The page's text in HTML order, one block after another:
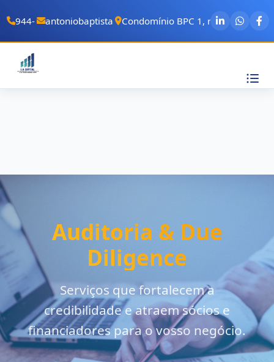
944-688-306antoniobaptistadasilva1994@gmail.com
Condomínio BPC 1, rua de Cabo
Auditoria & Due
Diligence
Serviços que fortalecem a
credibilidade e atraem sócios e
financiadores para o vosso negócio.